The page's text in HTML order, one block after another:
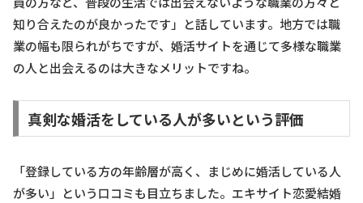
知り合えたのが良かったです」と話しています。地方では職
業の幅も限られがちですが、婚活サイトを通じて多様な職業
の人と出会えるのは大きなメリットですね。
真剣な婚活をしている人が多いという評価
「登録している方の年齢層が高く、まじめに婚活している人
が多い」という口コミも目立ちました。エキサイト恋愛結婚